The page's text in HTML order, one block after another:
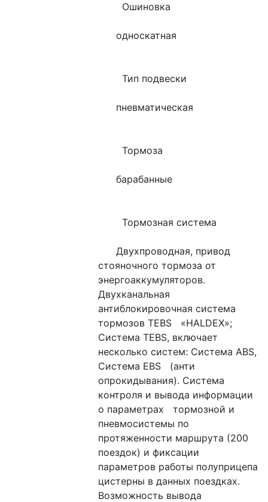
        Ошиновка
      односкатная
        Тип подвески
      пневматическая
        Тормоза
      барабанные
        Тормозная система
      Двухпроводная, привод
стояночного тормоза от
энергоаккумуляторов.
Двухканальная
антиблокировочная система
тормозов TEBS   «HALDEX»;
Система TEBS, включает
несколько систем: Система ABS,
Система EBS   (анти
опрокидывания). Система
контроля и вывода информации
о параметрах   тормозной и
пневмосистемы по
протяженности маршрута (200
поездок) и фиксации
параметров работы полуприцепа
цистерны в данных поездках.
Возможность вывода